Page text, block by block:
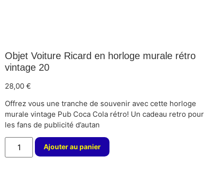
Objet Voiture Ricard en horloge murale rétro
vintage 20
28,00 €
Offrez vous une tranche de souvenir avec cette horloge
murale vintage Pub Coca Cola rétro! Un cadeau retro pour
les fans de publicité d’autan
Ajouter au panier